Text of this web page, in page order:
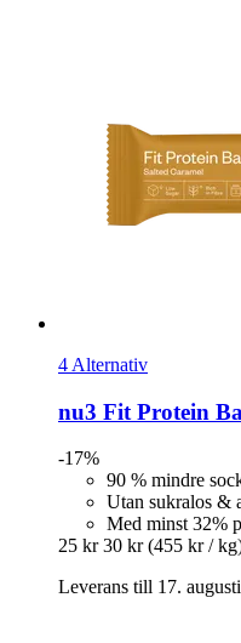
4 Alternativ
nu3 Fit Protein
-17%
90 % mindre
Utan sukralos &
Med minst 32%
25 kr 30 kr (455 kr /
Leverans till 17. augusti